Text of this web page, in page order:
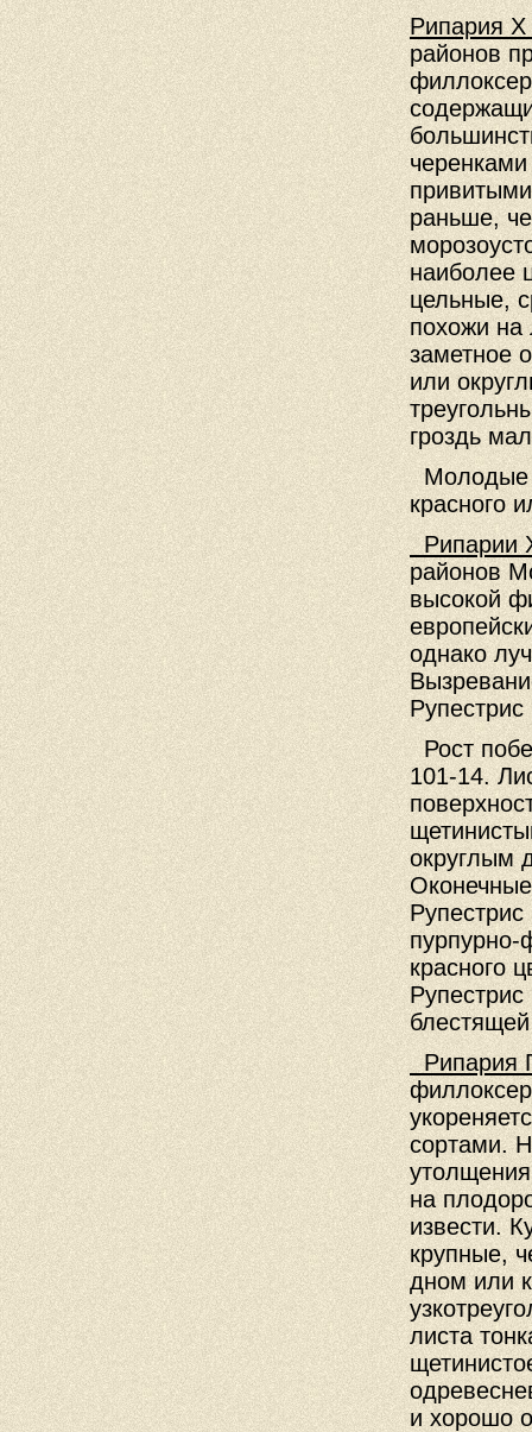
Рипария
районов
раньше,
наиболее
цельные,
похожи на
заметное
или
гроздь
Молодые
красного
Рипарии
районов
высокой
однако
Рост
101-14.
округлым
пурпурно-
красного
Рипария
сортами.
на
извести.
крупные,
дном или
листа
и хорошо